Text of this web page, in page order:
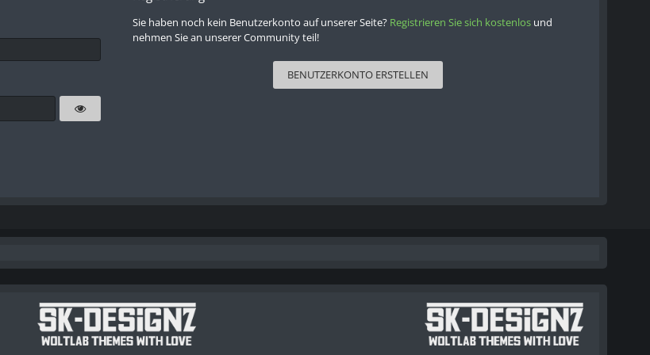
Sie haben noch kein Benutzerkonto auf unserer Seite? Registrieren Sie sich kostenlos und
nehmen Sie an unserer Community teil!
BENUTZERKONTO ERSTELLEN